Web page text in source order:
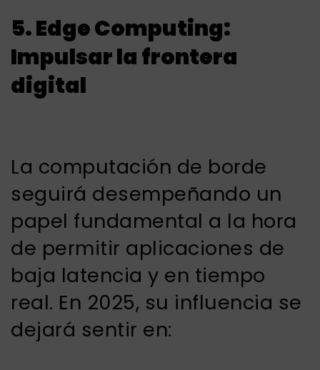
5. Edge Computing:
Impulsar la frontera
digital
La computación de borde
seguirá desempeñando un
papel fundamental a la hora
de permitir aplicaciones de
baja latencia y en tiempo
real. En 2025, su influencia se
dejará sentir en: